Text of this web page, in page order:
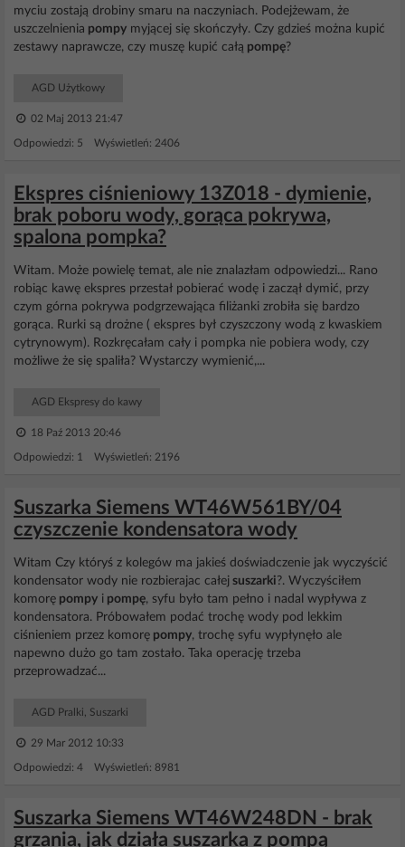
myciu zostają drobiny smaru na naczyniach. Podejżewam, że
uszczelnienia pompy myjącej się skończyły. Czy gdzieś można kupić
zestawy naprawcze, czy muszę kupić całą pompę?
AGD Użytkowy
02 Maj 2013 21:47
Odpowiedzi: 5 Wyświetleń: 2406
Ekspres ciśnieniowy 13Z018 - dymienie,
brak poboru wody, gorąca pokrywa,
spalona pompka?
Witam. Może powielę temat, ale nie znalazłam odpowiedzi... Rano
robiąc kawę ekspres przestał pobierać wodę i zaczął dymić, przy
czym górna pokrywa podgrzewająca filiżanki zrobiła się bardzo
gorąca. Rurki są drożne ( ekspres był czyszczony wodą z kwaskiem
cytrynowym). Rozkręcałam cały i pompka nie pobiera wody, czy
możliwe że się spaliła? Wystarczy wymienić,...
AGD Ekspresy do kawy
18 Paź 2013 20:46
Odpowiedzi: 1 Wyświetleń: 2196
Suszarka Siemens WT46W561BY/04
czyszczenie kondensatora wody
Witam Czy któryś z kolegów ma jakieś doświadczenie jak wyczyścić
kondensator wody nie rozbierajac całej suszarki?. Wyczyściłem
komorę pompy i pompę, syfu było tam pełno i nadal wypływa z
kondensatora. Próbowałem podać trochę wody pod lekkim
ciśnieniem przez komorę pompy, trochę syfu wypłynęło ale
napewno dużo go tam zostało. Taka operację trzeba
przeprowadzać...
AGD Pralki, Suszarki
29 Mar 2012 10:33
Odpowiedzi: 4 Wyświetleń: 8981
Suszarka Siemens WT46W248DN - brak
grzania, jak działa suszarka z pompą